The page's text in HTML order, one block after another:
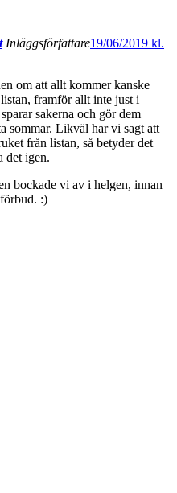
Inläggsförfattare19/06/2019 kl.
om att allt kommer kanske
framför allt inte just i
sakerna och gör dem
sommar. Likväl har vi sagt att
från listan, så betyder det
det igen.
bockade vi av i helgen, innan
:)